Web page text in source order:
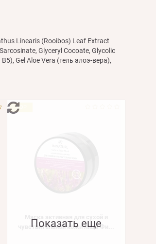
Linearis (Rooibos) Leaf Extract
Glyceryl Cocoate, Glycolic
Gel Aloe Vera (гель алоэ-вера),
TOP
чувствительной кожи лица Фи...
Показать еще